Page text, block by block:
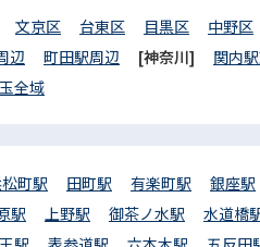
文京区 台東区 目黒区 中野区
辺 町田駅周辺 [神奈川] 関内
全域
町駅 田町駅 有楽町駅 銀座駅
駅 上野駅 御茶ノ水駅 水道橋